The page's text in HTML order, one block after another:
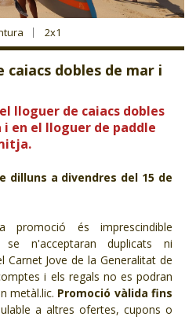
CJ SALUT
CJ LOCAL
#SOMJOVES
2x1
caiacs dobles de mar i
lloguer de caiacs dobles
en el lloguer de paddle
dilluns a divendres del 15 de
promoció és imprescindible
n'acceptaran duplicats ni
Jove de la Generalitat de
i els regals no es podran
metàl.lic. Promoció vàlida fins
a altres ofertes, cupons o